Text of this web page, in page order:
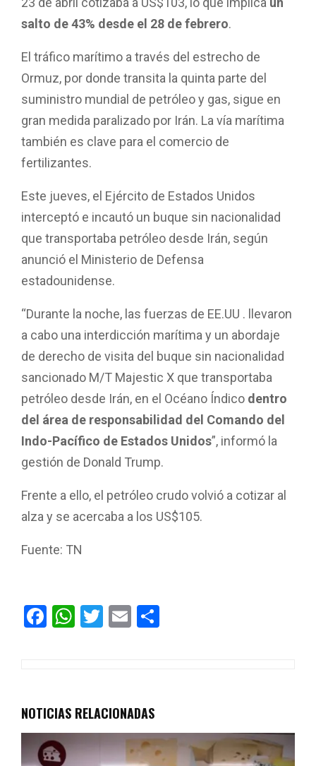
salto de 43% desde el 28 de febrero.
El tráfico marítimo a través del estrecho de
Ormuz, por donde transita la quinta parte del
suministro mundial de petróleo y gas, sigue en
gran medida paralizado por Irán. La vía marítima
también es clave para el comercio de
fertilizantes.
Este jueves, el Ejército de Estados Unidos
interceptó e incautó un buque sin nacionalidad
que transportaba petróleo desde Irán, según
anunció el Ministerio de Defensa
estadounidense.
“Durante la noche, las fuerzas de EE.UU . llevaron
a cabo una interdicción marítima y un abordaje
de derecho de visita del buque sin nacionalidad
sancionado M/T Majestic X que transportaba
petróleo desde Irán, en el Océano Índico dentro
del área de responsabilidad del Comando del
Indo-Pacífico de Estados Unidos”, informó la
gestión de Donald Trump.
Frente a ello, el petróleo crudo volvió a cotizar al
alza y se acercaba a los US$105.
Fuente: TN
F
o
o
k
W
A
p
p
T
E
tir
NOTICIAS RELACIONADAS